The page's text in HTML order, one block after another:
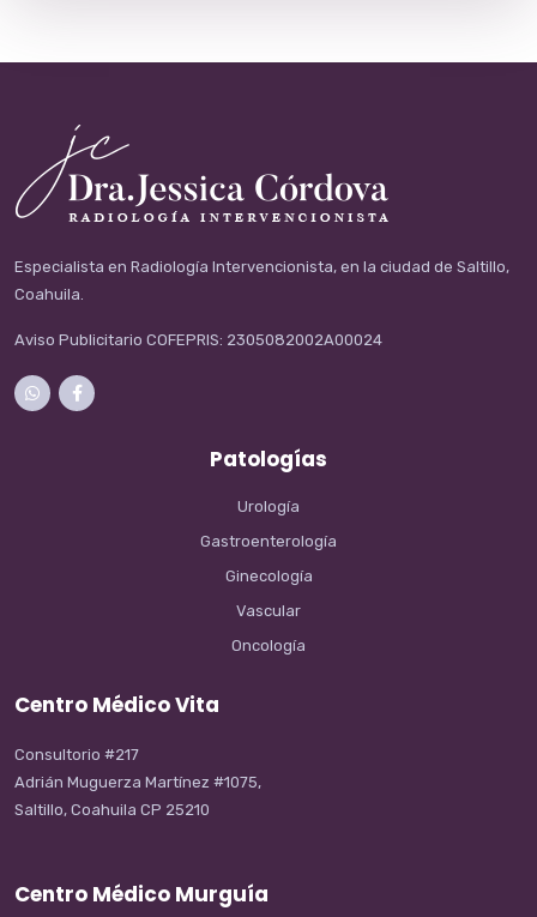
Especialista en Radiología Intervencionista, en la ciudad de Saltillo,
Coahuila.
Aviso Publicitario COFEPRIS: 2305082002A00024
Patologías
Urología
Gastroenterología
Ginecología
Vascular
Oncología
Centro Médico Vita
Consultorio #217
Adrián Muguerza Martínez #1075,
Saltillo, Coahuila CP 25210
Centro Médico Murguía